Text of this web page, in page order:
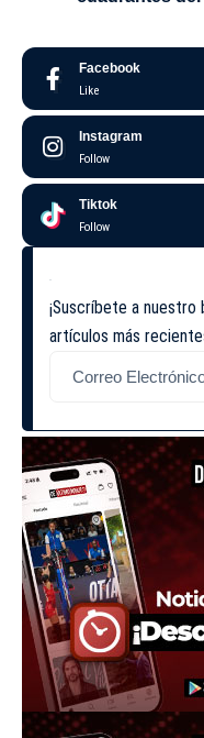
Facebook
Like
Instagram
Follow
Tiktok
Follow
¡Suscríbete a
artículos más